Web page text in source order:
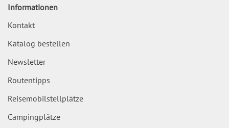
Informationen
Kontakt
Katalog bestellen
Newsletter
Routentipps
Reisemobilstellplätze
Campingplätze